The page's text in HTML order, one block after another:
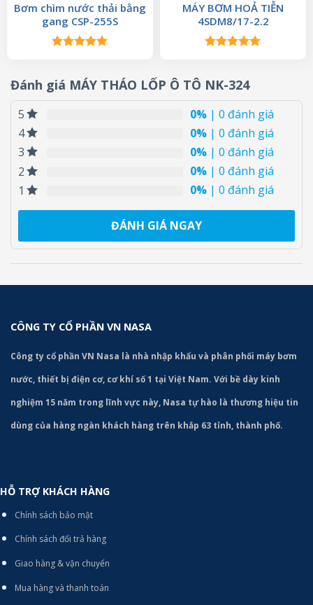
Bơm chìm nước thải bằng
gang CSP-255S
5 sao
MÁY BƠM HOẢ TIỄN
4SDM8/17-2.2
5 sao
Đánh giá MÁY THÁO LỐP Ô TÔ NK-324
5 0% | 0 đánh giá
4
0% | 0 đánh giá
3
0% | 0 đánh giá
2
0% | 0 đánh giá
1
0% | 0 đánh giá
ĐÁNH GIÁ NGAY
CÔNG TY CỔ PHẦN VN NASA
Công ty cổ phần VN Nasa là nhà nhập khẩu và phân phối máy bơm
nước, thiết bị điện cơ, cơ khí số 1 tại Việt Nam. Với bề dày kinh
nghiệm 15 năm trong lĩnh vực này, Nasa tự hào là thương hiệu tin
dùng của hàng ngàn khách hàng trên khắp 63 tỉnh, thành phố.
HỖ TRỢ KHÁCH HÀNG
Chính sách bảo mật
Chính sách đổi trả hàng
Giao hàng & vận chuyển
Mua hàng và thanh toán